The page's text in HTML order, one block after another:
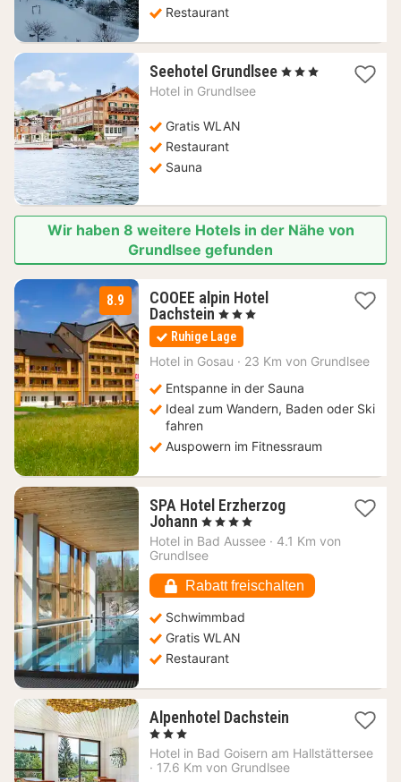
Restaurant
Seehotel Grundlsee 1
, 3 Sterne
Hotel in Grundlsee
Gratis WLAN
Restaurant
Sauna
Wir haben 8 weitere Hotels in der Nähe von
Grundlsee gefunden
8.9
COOEE alpin Hotel
Dachstein 1
Nacht
ab
124,20
, 3 Sterne
Ruhige Lage
Hotel in Gosau · 23 Km von Grundlsee
Entspanne in der Sauna
Ideal zum Wandern, Baden oder Ski
fahren
Auspowern im Fitnessraum
SPA Hotel Erzherzog
Johann 1
Nacht
ab
€
, 4 Sterne
Hotel in Bad Aussee · 4.1 Km von
Grundlsee
Rabatt freischalten
Schwimmbad
Gratis WLAN
Restaurant
Alpenhotel Dachstein1
ab
250
, 3 Sterne
Hotel in Bad Goisern am Hallstättersee
· 17.6 Km von Grundlsee